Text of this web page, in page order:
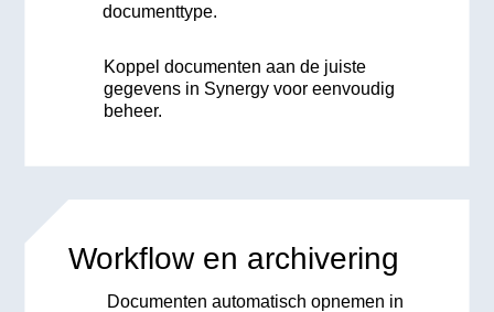
documenttype.
Koppel documenten aan de juiste
gegevens in Synergy voor eenvoudig
beheer.
Workflow en archivering
Documenten automatisch opnemen in